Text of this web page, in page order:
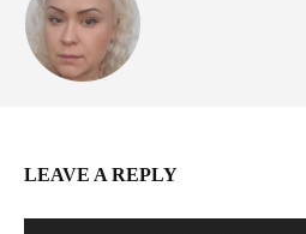
LEAVE A REPLY